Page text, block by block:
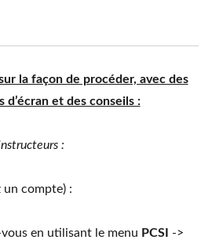
la façon de procéder, avec des
d’écran et des conseils :
:
un compte) :
en utilisant le menu PCSI ->